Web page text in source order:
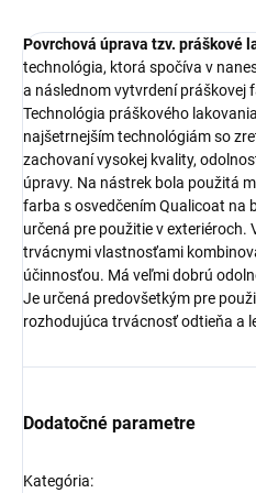
Povrchová úprava tzv. práškové
technológia, ktorá spočíva v
a následnom vytvrdení práškovej
Technológia práškového
najšetrnejším technológiám so
zachovaní vysokej kvality,
úpravy. Na nástrek bola použitá
farba s osvedčením Qualicoat na
určená pre použitie v exteriéroch.
trvácnymi vlastnosťami
účinnosťou. Má veľmi dobrú
Je určená predovšetkým pre
rozhodujúca trvácnosť odtieňa a
Dodatočné parametre
Kategória: